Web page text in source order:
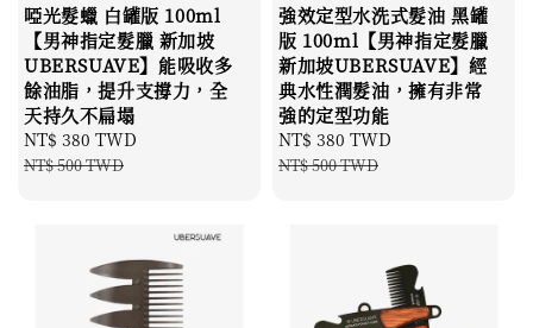
啞光髮蠟 白罐版 100ml
【男神指定髮臘 新加坡
UBERSUAVE】能吸收多
餘油脂，提升支撐力，全
天持久不扁塌
Sale
price
NT$ 380 TWD
NT$ 500 TWD
強效定型水洗式髮油 黑罐
版 100ml【男神指定髮臘
新加坡UBERSUAVE】經
典水性潤髮油，擁有非常
強的定型功能
Sale
price
NT$ 380 TWD
NT$ 500 TWD